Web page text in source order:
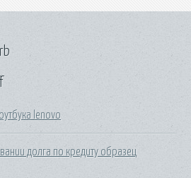
lenovo
долга по кредиту образец